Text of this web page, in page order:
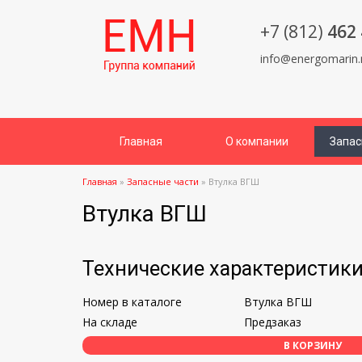
+7 (812) 462
Главная О компании
Главная » Запасные части » Втулка ВГШ
Втулка ВГШ
Технические характеристики
Номер в каталоге
Втулка ВГШ
На складе
Предзаказ
В КОРЗИНУ